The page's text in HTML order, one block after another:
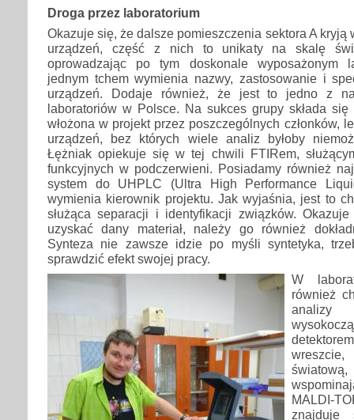
Droga przez laboratorium
Okazuje się, że dalsze pomieszczenia sektora A kryją
urządzeń, część z nich to unikaty na skalę
oprowadzając po tym doskonale wyposażonym
jednym tchem wymienia nazwy, zastosowanie i
urządzeń. Dodaje również, że jest to jedno z
laboratoriów w Polsce. Na sukces grupy składa
włożona w projekt przez poszczególnych członków,
urządzeń, bez których wiele analiz byłoby
Łężniak opiekuje się w tej chwili FTIRem,
funkcyjnych w podczerwieni. Posiadamy również
system do UHPLC (Ultra High Performance
wymienia kierownik projektu. Jak wyjaśnia, jest to
służąca separacji i identyfikacji związków.
uzyskać dany materiał, należy go również
Synteza nie zawsze idzie po myśli syntetyka,
sprawdzić efekt swojej pracy.
W
również
MALDI-